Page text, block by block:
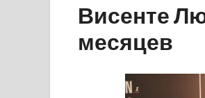
Висенте
месяцев